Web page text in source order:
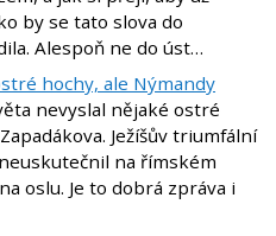
by se tato slova do
Alespoň ne do úst…
hochy, ale Nýmandy
nevyslal nějaké ostré
Ježíšův triumfální
na římském
oslu. Je to dobrá zpráva i